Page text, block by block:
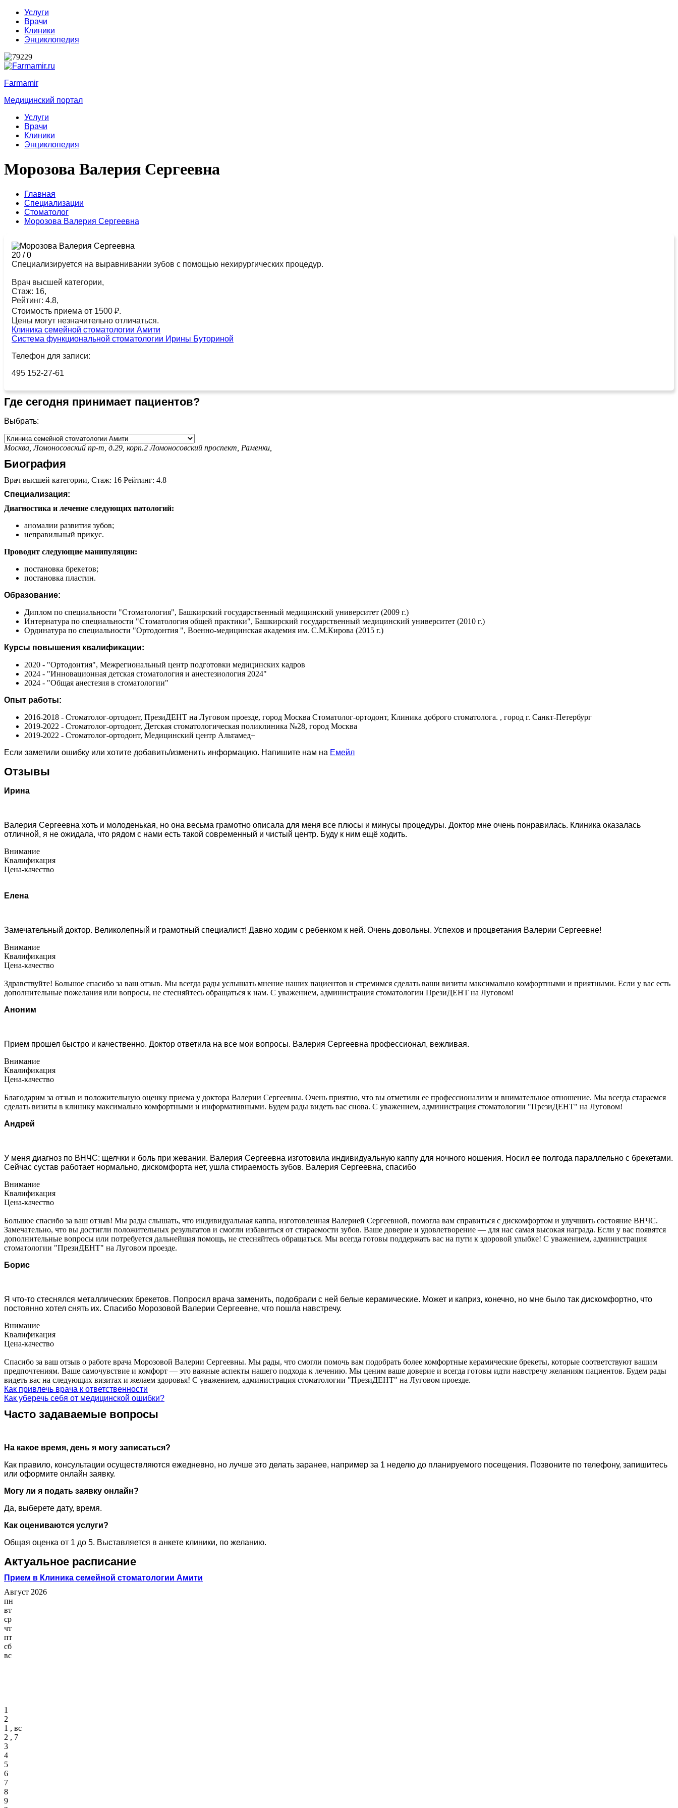
Услуги
Врачи
Клиники
Энциклопедия
Farmamir
Медицинский портал
Услуги
Врачи
Клиники
Энциклопедия
Морозова Валерия Сергеевна
Главная
Специализации
Стоматолог
Морозова Валерия Сергеевна
20 /0
Специализируется на выравнивании зубов с помощью нехирургических процедур.
Врач высшей категории,
Стаж: 16,
Рейтинг: 4.8,
Стоимость приема от 1500 ₽.
Цены могут незначительно отличаться.
Клиника семейной стоматологии Амити
Система функциональной стоматологии Ирины Буториной
Телефон для записи:
495 152-27-61
Где сегодня принимает пациентов?
Выбрать:
Москва, Ломоносовский пр-т, д.29, корп.2 Ломоносовский проспект, Раменки,
Биография
Врач высшей категории, Стаж: 16 Рейтинг: 4.8
Специализация:
Диагностика и лечение следующих патологий:
аномалии развития зубов;
неправильный прикус.
Проводит следующие манипуляции:
постановка брекетов;
постановка пластин.
Образование:
Диплом по специальности "Стоматология", Башкирский государственный медицинский университет (2009 г.)
Интернатура по специальности "Стоматология общей практики", Башкирский государственный медицинский университет (2010 г.)
Ординатура по специальности "Ортодонтия ", Военно-медицинская академия им. С.М.Кирова (2015 г.)
Курсы повышения квалификации:
2020 - "Ортодонтия", Межрегиональный центр подготовки медицинских кадров
2024 - "Инновационная детская стоматология и анестезиология 2024"
2024 - "Общая анестезия в стоматологии"
Опыт работы:
2016-2018 - Стоматолог-ортодонт, ПрезиДЕНТ на Луговом проезде, город Москва Стоматолог-ортодонт, Клиника доброго стоматолога. , город г. Санкт-Петербург
2019-2022 - Стоматолог-ортодонт, Детская стоматологическая поликлиника №28, город Москва
2019-2022 - Стоматолог-ортодонт, Медицинский центр Альтамед+
Если заметили ошибку или хотите добавить/изменить информацию. Напишите нам на Емейл
Отзывы
Ирина
Валерия Сергеевна хоть и молоденькая, но она весьма грамотно описала для меня все плюсы и минусы процедуры. Доктор мне очень понравилась. Клиника оказалась
отличной, я не ожидала, что рядом с нами есть такой современный и чистый центр. Буду к ним ещё ходить.
Внимание
Квалификация
Цена-качество
Елена
Замечательный доктор. Великолепный и грамотный специалист! Давно ходим с ребенком к ней. Очень довольны. Успехов и процветания Валерии Сергеевне!
Внимание
Квалификация
Цена-качество
Здравствуйте! Большое спасибо за ваш отзыв. Мы всегда рады услышать мнение наших пациентов и стремимся сделать ваши визиты максимально комфортными и приятными. Если у вас есть
дополнительные пожелания или вопросы, не стесняйтесь обращаться к нам. С уважением, администрация стоматологии ПрезиДЕНТ на Луговом!
Аноним
Прием прошел быстро и качественно. Доктор ответила на все мои вопросы. Валерия Сергеевна профессионал, вежливая.
Внимание
Квалификация
Цена-качество
Благодарим за отзыв и положительную оценку приема у доктора Валерии Сергеевны. Очень приятно, что вы отметили ее профессионализм и внимательное отношение. Мы всегда стараемся
сделать визиты в клинику максимально комфортными и информативными. Будем рады видеть вас снова. С уважением, администрация стоматологии "ПрезиДЕНТ" на Луговом!
Андрей
У меня диагноз по ВНЧС: щелчки и боль при жевании. Валерия Сергеевна изготовила индивидуальную каппу для ночного ношения. Носил ее полгода параллельно с брекетами.
Сейчас сустав работает нормально, дискомфорта нет, ушла стираемость зубов. Валерия Сергеевна, спасибо
Внимание
Квалификация
Цена-качество
Большое спасибо за ваш отзыв! Мы рады слышать, что индивидуальная каппа, изготовленная Валерией Сергеевной, помогла вам справиться с дискомфортом и улучшить состояние ВНЧС.
Замечательно, что вы достигли положительных результатов и смогли избавиться от стираемости зубов. Ваше доверие и удовлетворение — для нас самая высокая награда. Если у вас появятся
дополнительные вопросы или потребуется дальнейшая помощь, не стесняйтесь обращаться. Мы всегда готовы поддержать вас на пути к здоровой улыбке! С уважением, администрация
стоматологии "ПрезиДЕНТ" на Луговом проезде.
Борис
Я что-то стеснялся металлических брекетов. Попросил врача заменить, подобрали с ней белые керамические. Может и каприз, конечно, но мне было так дискомфортно, что
постоянно хотел снять их. Спасибо Морозовой Валерии Сергеевне, что пошла навстречу.
Внимание
Квалификация
Цена-качество
Спасибо за ваш отзыв о работе врача Морозовой Валерии Сергеевны. Мы рады, что смогли помочь вам подобрать более комфортные керамические брекеты, которые соответствуют вашим
предпочтениям. Ваше самочувствие и комфорт — это важные аспекты нашего подхода к лечению. Мы ценим ваше доверие и всегда готовы идти навстречу желаниям пациентов. Будем рады
видеть вас на следующих визитах и желаем здоровья! С уважением, администрация стоматологии "ПрезиДЕНТ" на Луговом проезде.
Как привлечь врача к ответственности
Как уберечь себя от медицинской ошибки?
Часто задаваемые вопросы
На какое время, день я могу записаться?
Как правило, консультации осуществляются ежедневно, но лучше это делать заранее, например за 1 неделю до планируемого посещения. Позвоните по телефону, запишитесь
или оформите онлайн заявку.
Могу ли я подать заявку онлайн?
Да, выберете дату, время.
Как оцениваются услуги?
Общая оценка от 1 до 5. Выставляется в анкете клиники, по желанию.
Актуальное расписание
Прием в Клиника семейной стоматологии Амити
Август 2026
пн
вт
ср
чт
пт
сб
вс
1
2
1 , вс
2 , 7
3
4
5
6
7
8
9